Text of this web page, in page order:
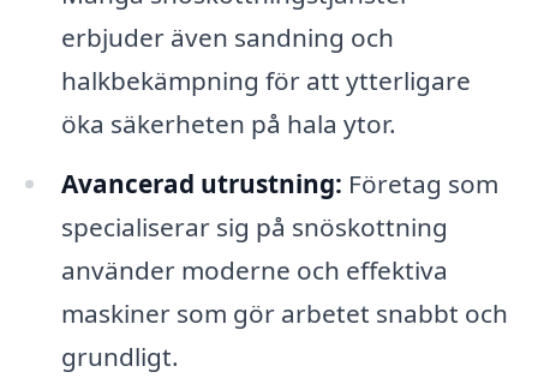
erbjuder även sandning och
halkbekämpning för att ytterligare
öka säkerheten på hala ytor.
Avancerad utrustning: Företag som
specialiserar sig på snöskottning
använder moderne och effektiva
maskiner som gör arbetet snabbt och
grundligt.